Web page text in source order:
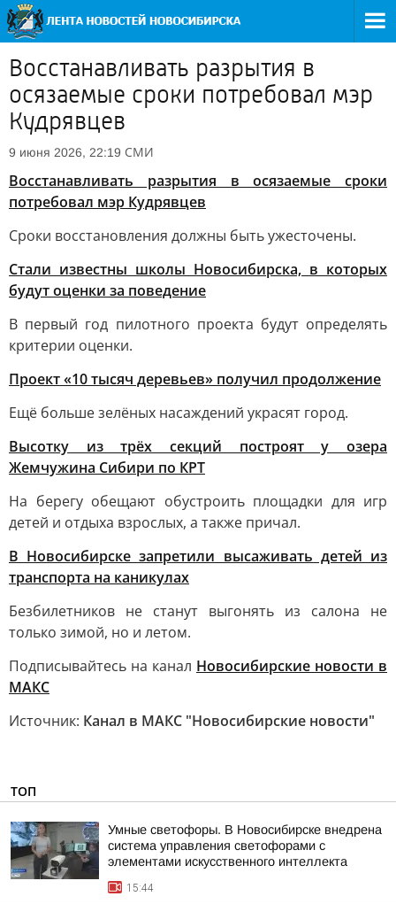
Восстанавливать разрытия в
осязаемые сроки потребовал мэр
Кудрявцев
9 июня 2026, 22:19 СМИ
Восстанавливать разрытия в осязаемые сроки
потребовал мэр Кудрявцев
Сроки восстановления должны быть ужесточены.
Стали известны школы Новосибирска, в которых
будут оценки за поведение
В первый год пилотного проекта будут определять
критерии оценки.
Проект «10 тысяч деревьев» получил продолжение
Ещё больше зелёных насаждений украсят город.
Высотку из трёх секций построят у озера
Жемчужина Сибири по КРТ
На берегу обещают обустроить площадки для игр
детей и отдыха взрослых, а также причал.
В Новосибирске запретили высаживать детей из
транспорта на каникулах
Безбилетников не станут выгонять из салона не
только зимой, но и летом.
Подписывайтесь на канал Новосибирские новости в
MАКС
Источник: Канал в МАКС "Новосибирские новости"
ТОП
Умные светофоры. В Новосибирске внедрена
система управления светофорами с
элементами искусственного интеллекта
15:44